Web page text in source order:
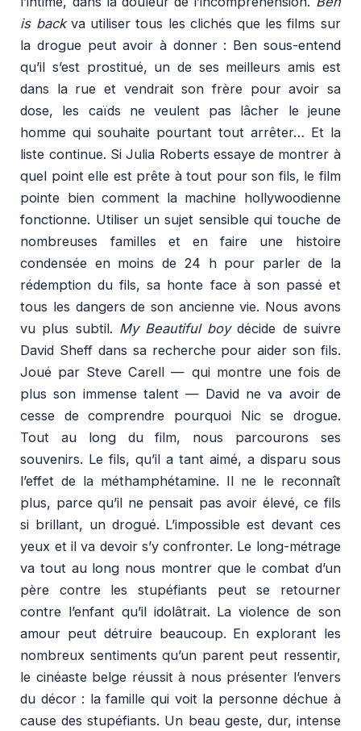
is backva utiliser tous les clichés que les films sur
la drogue peut avoir à donner : Ben sous-entend
qu’il s’est prostitué, un de ses meilleurs amis est
dans la rue et vendrait son frère pour avoir sa
dose, les caïds ne veulent pas lâcher le jeune
homme qui souhaite pourtant tout arrêter… Et la
liste continue. Si Julia Roberts essaye de montrer à
quel point elle est prête à tout pour son fils, le film
pointe bien comment la machine hollywoodienne
fonctionne. Utiliser un sujet sensible qui touche de
nombreuses familles et en faire une histoire
condensée en moins de 24 h pour parler de la
rédemption du fils, sa honte face à son passé et
tous les dangers de son ancienne vie. Nous avons
vu plus subtil. My Beautiful boydécide de suivre
David Sheff dans sa recherche pour aider son fils.
Joué par Steve Carell — qui montre une fois de
plus son immense talent — David ne va avoir de
cesse de comprendre pourquoi Nic se drogue.
Tout au long du film, nous parcourons ses
souvenirs. Le fils, qu’il a tant aimé, a disparu sous
l’effet de la méthamphétamine. Il ne le reconnaît
plus, parce qu’il ne pensait pas avoir élevé, ce fils
si brillant, un drogué. L’impossible est devant ces
yeux et il va devoir s’y confronter. Le long-métrage
va tout au long nous montrer que le combat d’un
père contre les stupéfiants peut se retourner
contre l’enfant qu’il idolâtrait. La violence de son
amour peut détruire beaucoup. En explorant les
nombreux sentiments qu’un parent peut ressentir,
le cinéaste belge réussit à nous présenter l’envers
du décor : la famille qui voit la personne déchue à
cause des stupéfiants. Un beau geste, dur, intense